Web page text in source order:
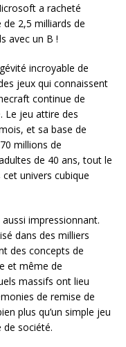
a racheté
2,5 milliards de
avec un B !
incroyable de
jeux qui connaissent
continue de
Le jeu attire des
et sa base de
millions de
de 40 ans, tout le
univers cubique
impressionnant.
dans des milliers
des concepts de
et même de
massifs ont lieu
de remise de
plus qu’un simple jeu
de société.